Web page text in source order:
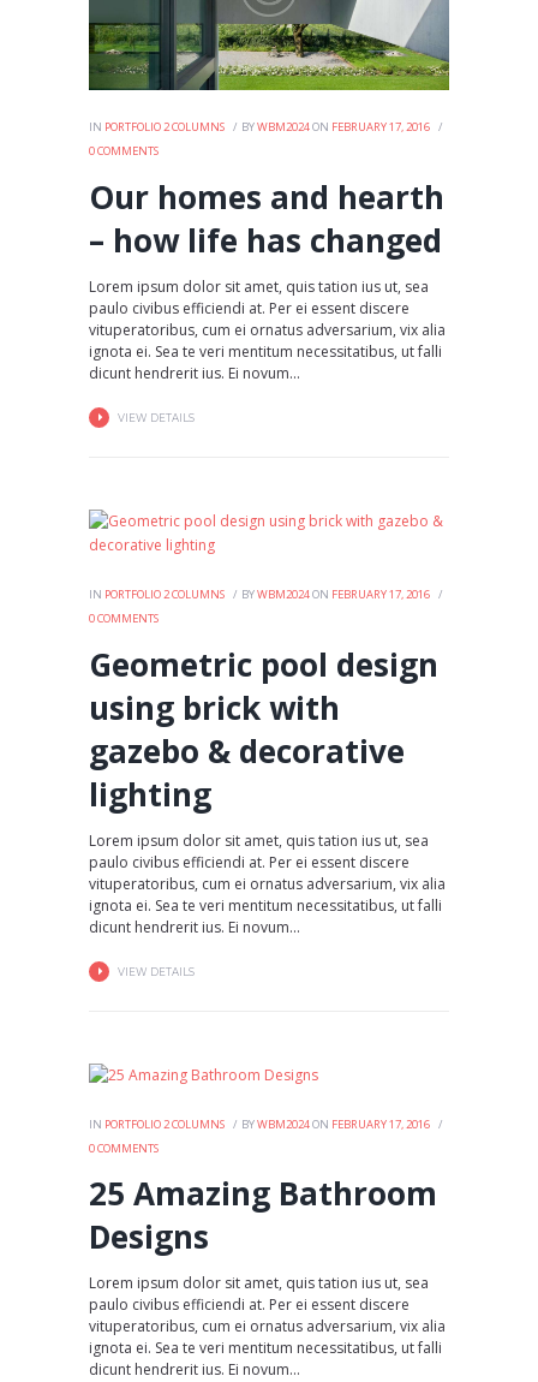
IN PORTFOLIO 2 COLUMNS BYWBM2024ON FEBRUARY 17, 2016
0COMMENTS
Our homes and hearth
– how life has changed
Lorem ipsum dolor sit amet, quis tation ius ut, sea
paulo civibus efficiendi at. Per ei essent discere
vituperatoribus, cum ei ornatus adversarium, vix alia
ignota ei. Sea te veri mentitum necessitatibus, ut falli
dicunt hendrerit ius. Ei novum...
VIEW DETAILS
IN PORTFOLIO 2 COLUMNS BYWBM2024ON FEBRUARY 17, 2016
0COMMENTS
Geometric pool design
using brick with
gazebo & decorative
lighting
Lorem ipsum dolor sit amet, quis tation ius ut, sea
paulo civibus efficiendi at. Per ei essent discere
vituperatoribus, cum ei ornatus adversarium, vix alia
ignota ei. Sea te veri mentitum necessitatibus, ut falli
dicunt hendrerit ius. Ei novum...
VIEW DETAILS
IN PORTFOLIO 2 COLUMNS BYWBM2024ON FEBRUARY 17, 2016
0COMMENTS
25 Amazing Bathroom
Designs
Lorem ipsum dolor sit amet, quis tation ius ut, sea
paulo civibus efficiendi at. Per ei essent discere
vituperatoribus, cum ei ornatus adversarium, vix alia
ignota ei. Sea te veri mentitum necessitatibus, ut falli
dicunt hendrerit ius. Ei novum...